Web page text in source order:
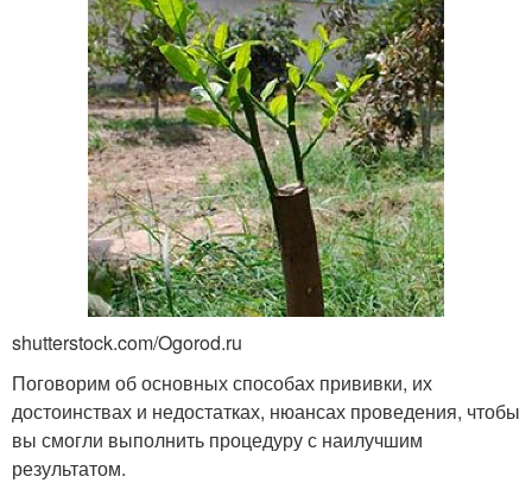
shutterstock.com/Ogorod.ru
Поговорим об основных способах прививки, их
достоинствах и недостатках, нюансах проведения, чтобы
вы смогли выполнить процедуру с наилучшим
результатом.